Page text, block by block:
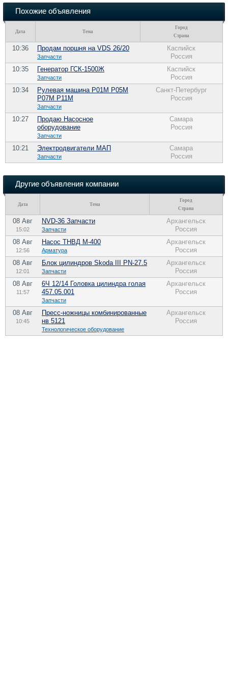
Похожие объявления
Дата Тема
Город
Страна
10:36 Продам поршня на VDS 26/20
Запчасти
Каспийск
Россия
10:35
Генератор ГСК-1500Ж
Запчасти
Каспийск
Россия
10:34
Рулевая машина Р01М Р05М
Р07М Р11М
Запчасти
Санкт-Петербург
Россия
10:27
Продаю Насосное
оборудование
Запчасти
Самара
Россия
10:21 Электродвигатели МАП
Запчасти
Самара
Россия
Другие объявления компании
Дата Тема
Город
Страна
08 Авг
15:02
NVD-36 Запчасти
Запчасти
Архангельск
Россия
08 Авг
12:56
Насос ТНВД М-400
Арматура
Архангельск
Россия
08 Авг
12:01
Блок цилиндров Skoda III PN-27.5
Запчасти
Архангельск
Россия
08 Авг
11:57
6Ч 12/14 Головка цилиндра голая
457.05.001
Запчасти
Архангельск
Россия
08 Авг
10:45
Пресс-ножницы комбинированные
нв 5121
Технологическое оборудование
Архангельск
Россия